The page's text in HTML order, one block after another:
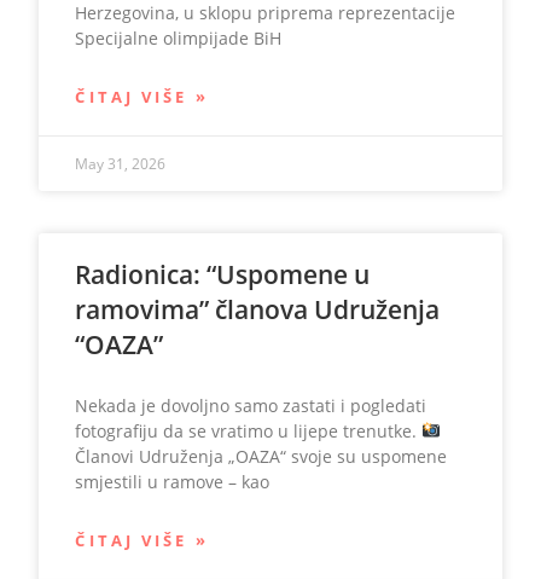
Herzegovina, u sklopu priprema reprezentacije
Specijalne olimpijade BiH
ČITAJ VIŠE »
May 31, 2026
Radionica: “Uspomene u
ramovima” članova Udruženja
“OAZA”
Nekada je dovoljno samo zastati i pogledati
fotografiju da se vratimo u lijepe trenutke.
Članovi Udruženja „OAZA“ svoje su uspomene
smjestili u ramove – kao
ČITAJ VIŠE »